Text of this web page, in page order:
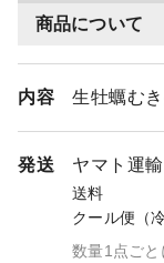
商品について
内容 生牡蠣む
発送 ヤマト運輸
送料
クール便（冷
数量1点ごと